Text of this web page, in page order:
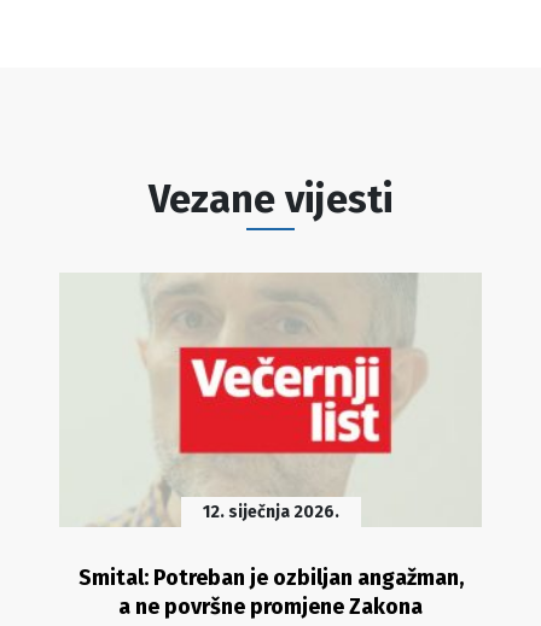
Vezane vijesti
12. siječnja 2026.
Smital: Potreban je ozbiljan angažman,
a ne površne promjene Zakona